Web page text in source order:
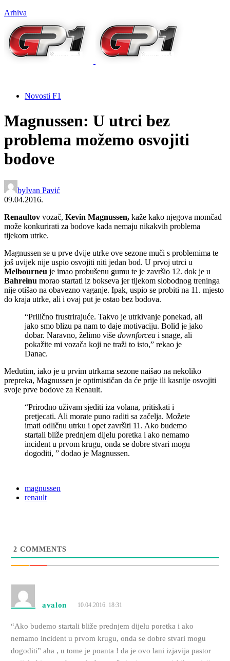
Arhiva
Novosti F1
Magnussen: U utrci bez
problema možemo osvojiti
bodove
byIvan Pavić
09.04.2016.
Renaultov vozač, Kevin Magnussen, kaže kako njegova momčad
može konkurirati za bodove kada nemaju nikakvih problema
tijekom utrke.
Magnussen se u prve dvije utrke ove sezone muči s problemima te
još uvijek nije uspio osvojiti niti jedan bod. U prvoj utrci u
Melbourneu je imao probušenu gumu te je završio 12. dok je u
Bahreinu morao startati iz bokseva jer tijekom slobodnog treninga
nije otišao na obavezno vaganje. Ipak, uspio se probiti na 11. mjesto
do kraja utrke, ali i ovaj put je ostao bez bodova.
“Prilično frustrirajuće. Takvo je utrkivanje ponekad, ali
jako smo blizu pa nam to daje motivaciju. Bolid je jako
dobar. Naravno, želimo više downforcea i snage, ali
pokažite mi vozača koji ne traži to isto,” rekao je
Danac.
Međutim, iako je u prvim utrkama sezone naišao na nekoliko
prepreka, Magnussen je optimističan da će prije ili kasnije osvojiti
svoje prve bodove za Renault.
“Prirodno uživam sjediti iza volana, pritiskati i
pretjecati. Ali morate puno raditi sa začelja. Možete
imati odličnu utrku i opet završiti 11. Ako budemo
startali bliže prednjem dijelu poretka i ako nemamo
incident u prvom krugu, onda se dobre stvari mogu
dogoditi, ” dodao je Magnussen.
magnussen
renault
2 COMMENTS
avalon 10.04.2016. 18:31
“Ako budemo startali bliže prednjem dijelu poretka i ako
nemamo incident u prvom krugu, onda se dobre stvari mogu
dogoditi” aha , u tome je poanta ! da je ovo lani izjavija pastor